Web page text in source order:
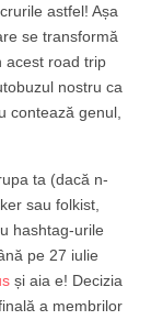
astfel! Așa
se transformă
acest road trip
nostru ca
contează genul,
ta (dacă n-
sau folkist,
hashtag-urile
pe 27 iulie
și aia e! Decizia
a membrilor